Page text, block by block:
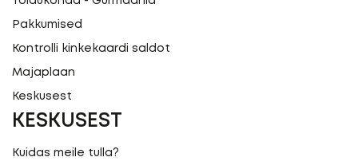
Pakkumised
Kontrolli kinkekaardi saldot
Majaplaan
Keskusest
KESKUSEST
Kuidas meile tulla?